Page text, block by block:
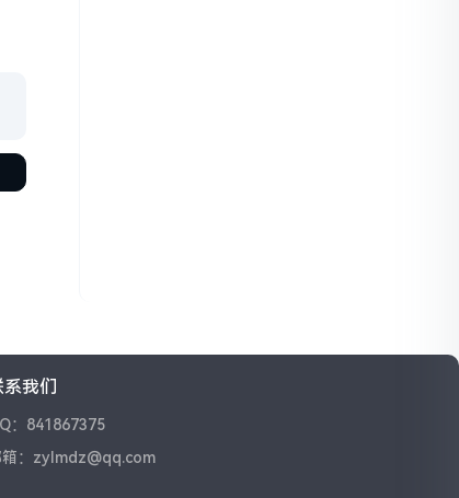
系我们
：841867375
箱：zylmdz@qq.com